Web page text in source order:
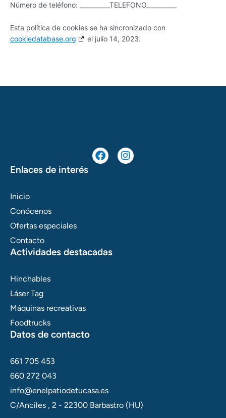
Número de teléfono: __________TELEFONO__________
Esta política de cookies se ha sincronizado con
cookiedatabase.org
el julio 14, 2023.
a
c
n
s
Enlaces de interés
Inicio
Conócenos
Ofertas especiales
Contacto
Actividades destacadas
Hinchables
Láser Tag
Máquinas recreativas
Foodtrucks
Datos de contacto
661 705 453
660 272 043
info@enelpatiodetucasa.es
C/Anciles , 2 - 22300 Barbastro (HU)